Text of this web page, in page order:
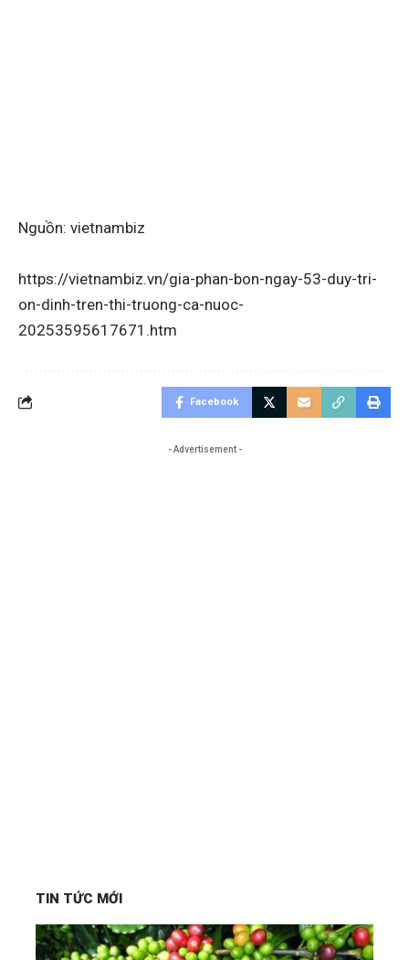
Nguồn: vietnambiz
https://vietnambiz.vn/gia-phan-bon-ngay-53-duy-tri-
on-dinh-tren-thi-truong-ca-nuoc-
20253595617671.htm
Facebook
- Advertisement -
TIN TỨC MỚI